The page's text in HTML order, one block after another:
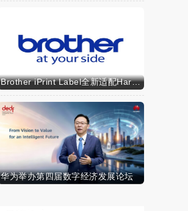
Brother iPrint Label全新适配HarmonyOS NEXT，标识标记体验再升级
华为举办第四届数字经济发展论坛